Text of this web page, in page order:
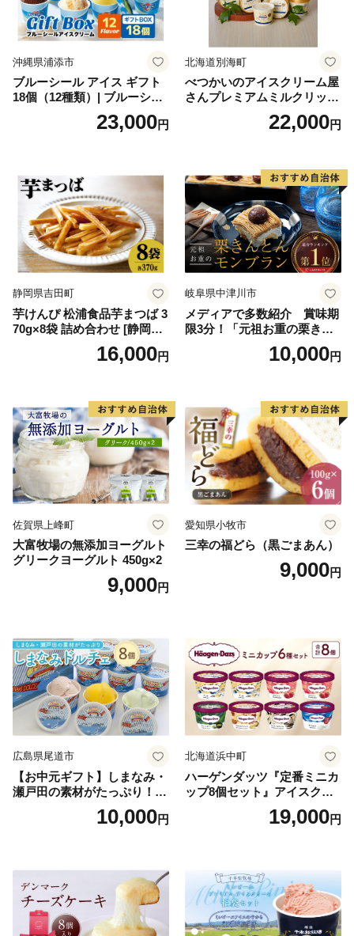
沖縄県浦添市
ブルーシール アイス ギフト
18個（12種類）| ブルーシー
ルアイス ブルーシールアイ
スクリーム 着日指定可能 送
誕生日 カップ 詰め合わせ バ
ラエティ | バニラ チョコレー
ト ストロベリー ピスタチオ
バニラ＆クッキー ウベ 沖縄
紅イモ 塩ちんすこう 沖縄シ
ークヮーサー 沖縄黒糖 琉球
ロイヤルミルクティ 沖縄パ
イン
23,000円
北海道別海町
べつかいのアイスクリーム屋
さんプレミアムミルクリッチ
12個（AP-01）（ 北海道アイ
ス 北海道産アイス アイス ア
道産アイス 道産アイスクリ
ーム ギフト 詰合せ 詰め合わ
せ ふるさと納税 ）
22,000円
静岡県吉田町
芋けんぴ 松浦食品芋まつば 3
70g×8袋 詰め合わせ [静岡伊
勢丹(松浦食品) 静岡県 吉田町
22424274] 芋ケンピ セット
16,000円
岐阜県中津川市
メディアで多数紹介 賞味期
限3分！「元祖お重の栗きん
とんモンブラン」 【未来の
ご褒美】スイーツ 栗 モンブ
子 菓子 F4N-2298
10,000円
佐賀県上峰町
大富牧場の無添加ヨーグルト
グリークヨーグルト 450g×2
9,000円
愛知県小牧市
三幸の福どら（黒ごまあん）
9,000円
広島県尾道市
【お中元ギフト】しまなみ・
瀬戸田の素材がたっぷり！ジ
10,000円
北海道浜中町
ハーゲンダッツ『定番ミニカ
ップ8個セット』アイスクリ
ーム アイス スイーツ デザー
19,000円